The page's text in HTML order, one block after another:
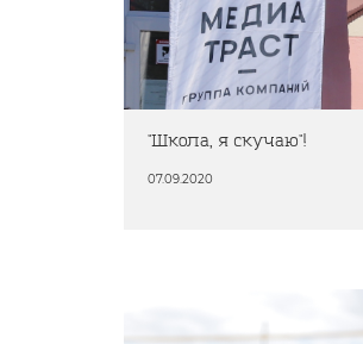
"Школа, я скучаю"!
07.09.2020